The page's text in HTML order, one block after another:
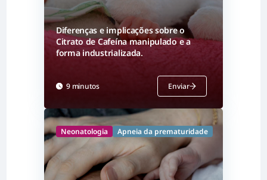
Diferenças e implicações sobre o
Citrato de Cafeína manipulado e a
forma industrializada.
9 minutos Enviar
Neonatologia Apneia da prematuridade